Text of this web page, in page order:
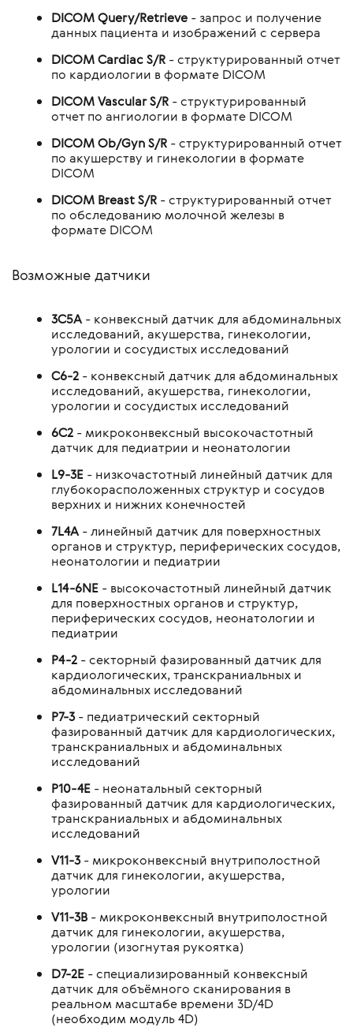
DICOM Query/Retrieve - запрос и получение
данных пациента и изображений с сервера
DICOM Cardiac S/R - структурированный отчет
по кардиологии в формате DICOM
DICOM Vascular S/R - структурированный
отчет по ангиологии в формате DICOM
DICOM Ob/Gyn S/R - структурированный отчет
по акушерству и гинекологии в формате
DICOM
DICOM Breast S/R - структурированный отчет
по обследованию молочной железы в
формате DICOM
Возможные датчики
3C5A- конвексный датчик для абдоминальных
исследований, акушерства, гинекологии,
урологии и сосудистых исследований
C6-2 - конвексный датчик для абдоминальных
исследований, акушерства, гинекологии,
урологии и сосудистых исследований
6C2 - микроконвексный высокочастотный
датчик для педиатрии и неонатологии
L9-3E - низкочастотный линейный датчик для
глубокорасположенных структур и сосудов
верхних и нижних конечностей
7L4A- линейный датчик для поверхностных
органов и структур, периферических сосудов,
неонатологии и педиатрии
L14-6NE - высокочастотный линейный датчик
для поверхностных органов и структур,
периферических сосудов, неонатологии и
педиатрии
P4-2 - секторный фазированный датчик для
кардиологических, транскраниальных и
абдоминальных исследований
P7-3- педиатрический секторный
фазированный датчик для кардиологических,
транскраниальных и абдоминальных
исследований
P10-4E - неонатальный секторный
фазированный датчик для кардиологических,
транскраниальных и абдоминальных
исследований
V11-3- микроконвексный внутриполостной
датчик для гинекологии, акушерства,
урологии
V11-3B - микроконвексный внутриполостной
датчик для гинекологии, акушерства,
урологии (изогнутая рукоятка)
D7-2E - специализированный конвексный
датчик для объёмного сканирования в
реальном масштабе времени 3D/4D
(необходим модуль 4D)